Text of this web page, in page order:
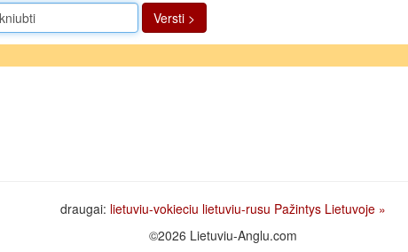
Versti >
draugai: lietuviu-vokieciu lietuviu-rusu Pažintys Lietuvoje »
©2026 Lietuviu-Anglu.com